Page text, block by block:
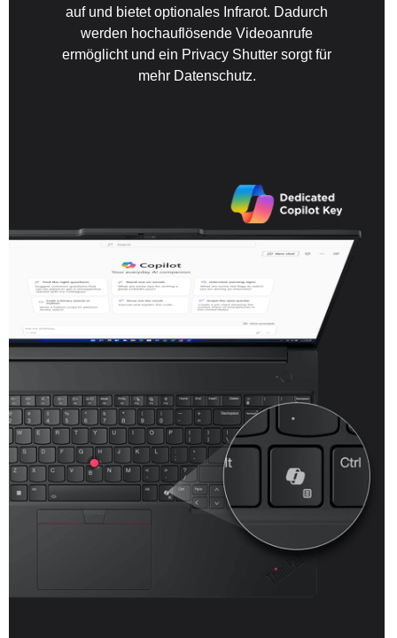
auf und bietet optionales Infrarot. Dadurch
werden hochauflösende Videoanrufe
ermöglicht und ein Privacy Shutter sorgt für
mehr Datenschutz.